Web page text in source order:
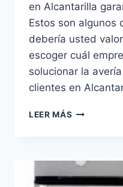
en Alcantarilla
Estos son algunos
debería usted
escoger cuál
solucionar la
clientes en
LEER MÁS